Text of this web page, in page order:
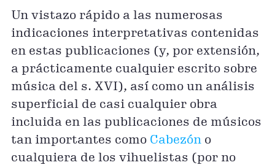
Un vistazo rápido a las numerosas
indicaciones interpretativas contenidas
en estas publicaciones (y, por extensión,
a prácticamente cualquier escrito sobre
música del s. XVI), así como un análisis
superficial de casi cualquier obra
incluida en las publicaciones de músicos
tan importantes como Cabezón o
cualquiera de los vihuelistas (por no